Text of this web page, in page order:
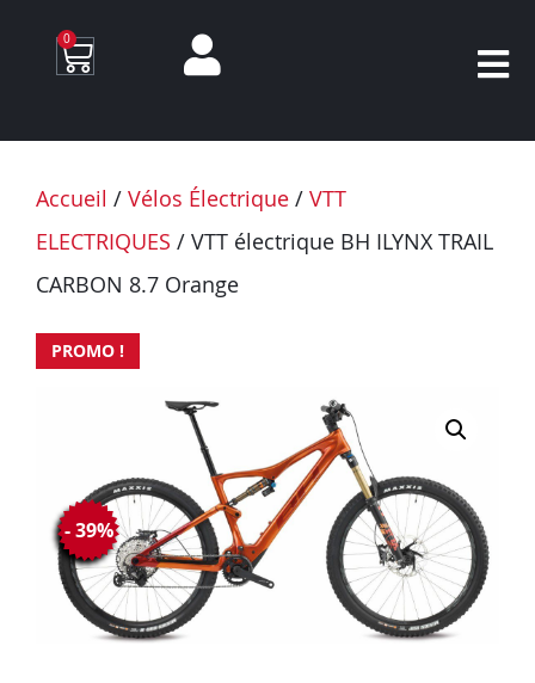
0
Accueil / Vélos Électrique / VTT
ELECTRIQUES / VTT électrique BH ILYNX TRAIL
CARBON 8.7 Orange
PROMO !
- 39%